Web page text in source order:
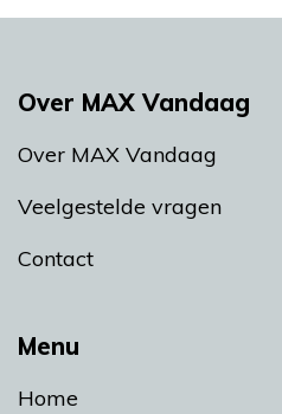
Menu
Home
Over MAX Vandaag
Over MAX Vandaag
Veelgestelde vragen
Contact